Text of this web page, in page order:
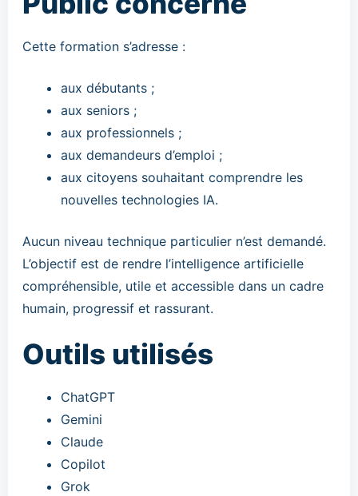
Cette formation s’adresse :
aux débutants ;
aux seniors ;
aux professionnels ;
aux demandeurs d’emploi ;
aux citoyens souhaitant comprendre les
nouvelles technologies IA.
Aucun niveau technique particulier n’est demandé.
L’objectif est de rendre l’intelligence artificielle
compréhensible, utile et accessible dans un cadre
humain, progressif et rassurant.
Outils utilisés
ChatGPT
Gemini
Claude
Copilot
Grok